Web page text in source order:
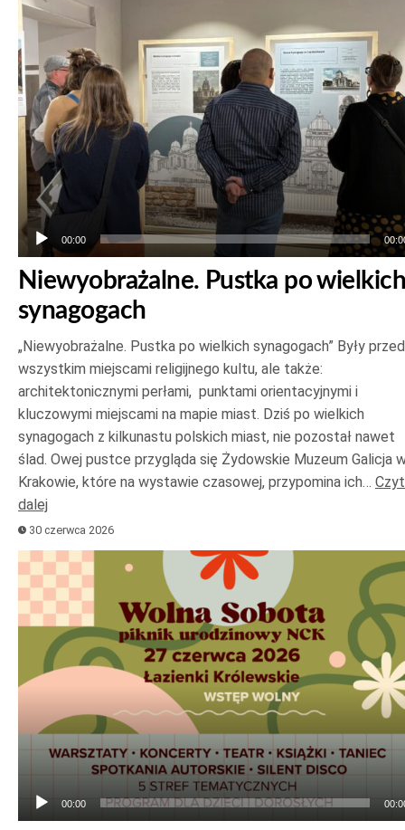
dźwiękowych
00:00
Niewyobrażalne. Pustka po wielkich
synagogach
„Niewyobrażalne. Pustka po wielkich synagogach” Były
wszystkim miejscami religijnego kultu, ale także:
architektonicznymi perłami, punktami orientacyjnymi i
kluczowymi miejscami na mapie miast. Dziś po wielkich
synagogach z kilkunastu polskich miast, nie pozostał nawet
ślad. Owej pustce przygląda się Żydowskie Muzeum Galicja
Krakowie, które na wystawie czasowej, przypomina ich…
dalej
30 czerwca 2026
Odtwarzacz
plików
dźwiękowych
00:00